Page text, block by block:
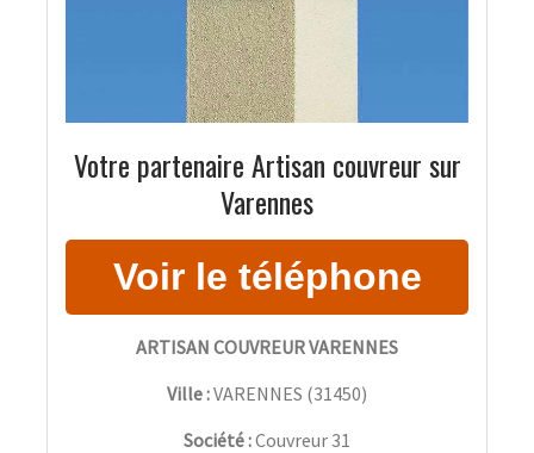
Votre partenaire Artisan couvreur sur
Varennes
ARTISAN COUVREUR VARENNES
Ville :VARENNES (31450)
Société :Couvreur 31